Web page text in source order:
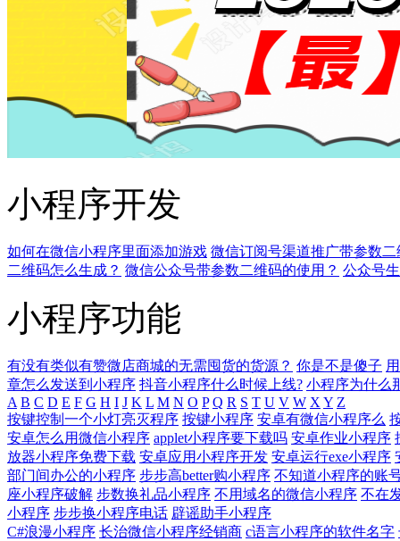
小程序开发
如何在微信小程序里面添加游戏 微信订阅号渠道推广带参数
二维码怎么生成？ 微信公众号带参数二维码的使用？ 公众号
小程序功能
有没有类似有赞微店商城的无需囤货的货源？ 你是不是傻子
章怎么发送到小程序 抖音小程序什么时候上线? 小程序为什么
A B C D E F G H I J K L M N O P Q R S T U V W X Y Z
按键控制一个小灯亮灭程序 按键小程序 安卓有微信小程序么
安卓怎么用微信小程序 applet小程序要下载吗 安卓作业小程序
放器小程序免费下载 安卓应用小程序开发 安卓运行exe小程序
部门间办公的小程序 步步高better购小程序 不知道小程序的账
座小程序破解 步数换礼品小程序 不用域名的微信小程序 不在
小程序 步步换小程序电话 辟谣助手小程序
C#浪漫小程序 长治微信小程序经销商 c语言小程序的软件名字